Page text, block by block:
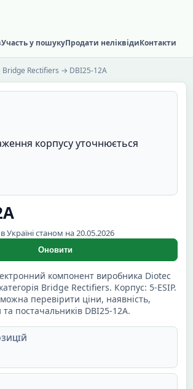
Участь у пошукуПродати неліквідиКонтакти
Bridge Rectifiers → DBI25-12A
корпусу уточнюється
Україні станом на 20.05.2026
Оновити
компонент виробника Diotec
Bridge Rectifiers. Корпус: 5-ESIP.
перевірити ціни, наявність,
постачальників DBI25-12A.